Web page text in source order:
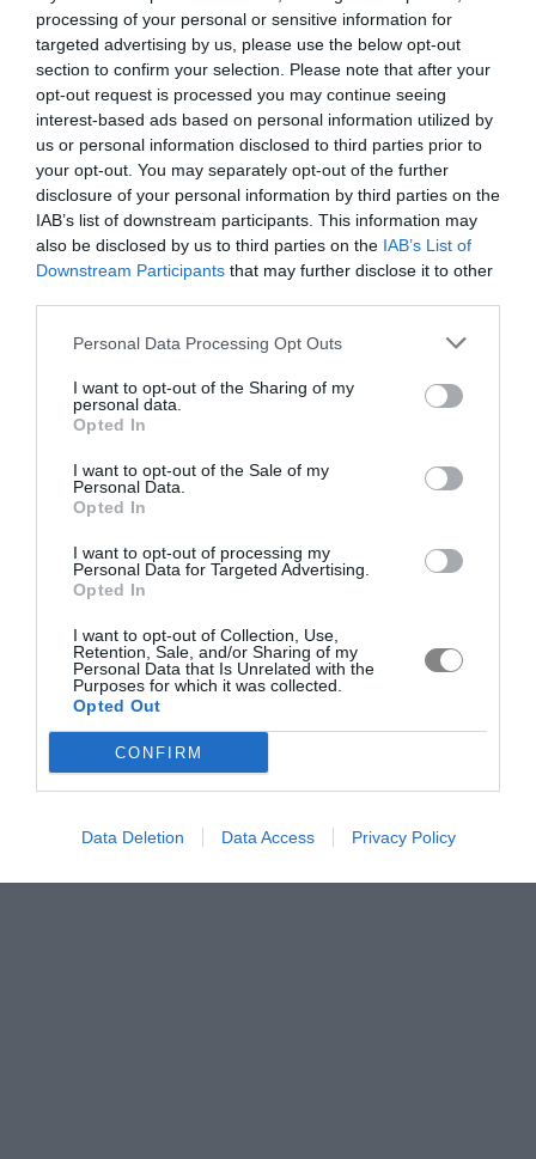
processing of your personal or sensitive information for
targeted advertising by us, please use the below opt-out
section to confirm your selection. Please note that after your
opt-out request is processed you may continue seeing
interest-based ads based on personal information utilized by
us or personal information disclosed to third parties prior to
your opt-out. You may separately opt-out of the further
disclosure of your personal information by third parties on the
IAB’s list of downstream participants. This information may
also be disclosed by us to third parties on the IAB’s List of
Downstream Participants that may further disclose it to other
Personal Data Processing Opt Outs
I want to opt-out of the Sharing of my
personal data.
Opted In
I want to opt-out of the Sale of my
Personal Data.
Opted In
I want to opt-out of processing my
Personal Data for Targeted Advertising.
Opted In
I want to opt-out of Collection, Use,
Retention, Sale, and/or Sharing of my
Personal Data that Is Unrelated with the
Purposes for which it was collected.
Opted Out
CONFIRM
Data Deletion Data Access Privacy Policy